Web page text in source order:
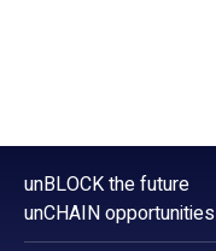
unBLOCK the future
unCHAIN opportunities